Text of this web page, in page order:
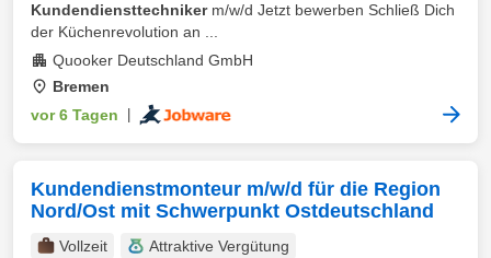
Kundendiensttechnikerm/w/d Jetzt bewerben Schließ Dich
der Küchenrevolution an ...
Quooker Deutschland GmbH
Bremen
vor 6 Tagen
Kundendienstmonteur m/w/d für die Region
Nord/Ost mit Schwerpunkt Ostdeutschland
Vollzeit
Attraktive Vergütung